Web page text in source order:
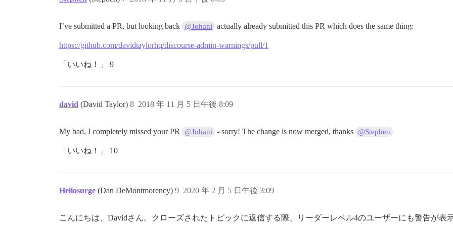
I’ve submitted a PR, but looking back @Johani actually already submitted this PR which does the same thing:
https://github.com/davidtaylorhq/discourse-admin-warnings/pull/1
「いいね！」 9
david (David Taylor) 2018 年 11 月 5 日午後 8:09
8
My bad, I completely missed your PR @Johani - sorry! The change is now merged, thanks @Stephen
「いいね！」 10
Heliosurge (Dan DeMontmorency) 2020 年 2 月 5 日午後 3:09
9
こんにちは、Davidさん。クローズされたトピックに返信する際、リーダーレベル4のユーザーにも警告が表